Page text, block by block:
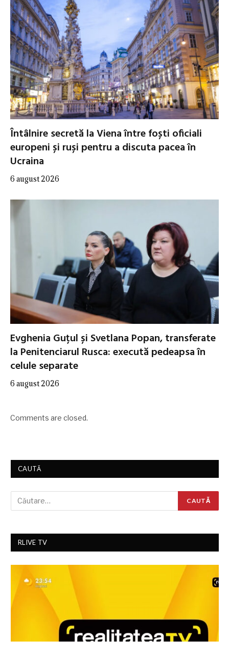
Întâlnire secretă la Viena între foști oficiali
europeni și ruși pentru a discuta pacea în
Ucraina
6 august 2026
Evghenia Guțul și Svetlana Popan, transferate
la Penitenciarul Rusca: execută pedeapsa în
celule separate
6 august 2026
Comments are closed.
CAUTĂ
RLIVE TV